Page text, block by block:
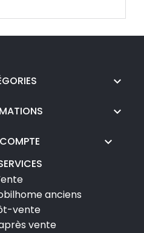



anciens
vente
vente